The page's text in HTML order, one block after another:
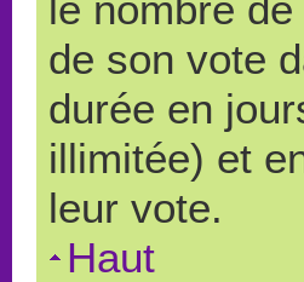
de son vote
durée en
illimitée) et
leur vote.
Haut